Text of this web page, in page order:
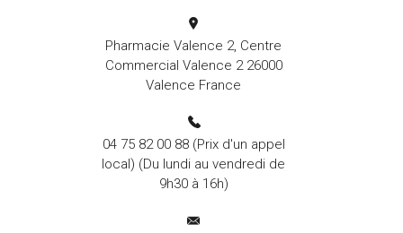
Pharmacie Valence 2, Centre
Commercial Valence 2 26000
Valence France
04 75 82 00 88(Prix d'un appel
local) (Du lundi au vendredi de
9h30 à 16h)